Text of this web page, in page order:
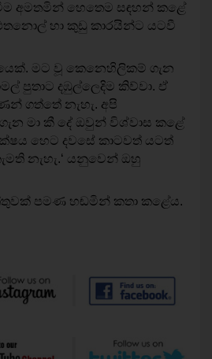
අමතමින් හෙතෙම සඳහන් කළේ
එතනොල් හා කුඩු කාරයින්ට යටවී
මට වූ කෙනෙහිලිකම් ගැන
පුතාට දඹුල්ලෙදිම කිව්වා. ඒ
ගත්තේ නැහැ. අපි
මා කී දේ ඔවුන් විශ්වාස කළේ
හෙට දවසේ කාටවත් යටත්
නැහැ.‘ යනුවෙන් ඔහු
පමණ හඬමින් කතා කළේය.